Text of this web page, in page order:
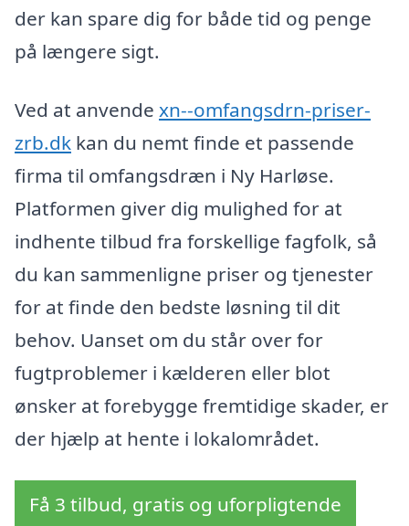
der kan spare dig for både tid og penge
på længere sigt.
Ved at anvende xn--omfangsdrn-priser-
zrb.dk kan du nemt finde et passende
firma til omfangsdræn i Ny Harløse.
Platformen giver dig mulighed for at
indhente tilbud fra forskellige fagfolk, så
du kan sammenligne priser og tjenester
for at finde den bedste løsning til dit
behov. Uanset om du står over for
fugtproblemer i kælderen eller blot
ønsker at forebygge fremtidige skader, er
der hjælp at hente i lokalområdet.
Få 3 tilbud, gratis og uforpligtende